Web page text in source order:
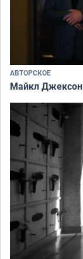
АВТОРСКОЕ
Майкл